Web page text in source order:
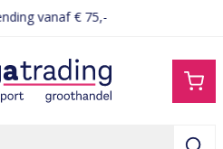
vanaf € 75,-